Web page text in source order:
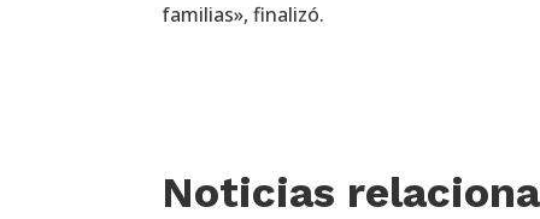
familias», finalizó.
Noticias